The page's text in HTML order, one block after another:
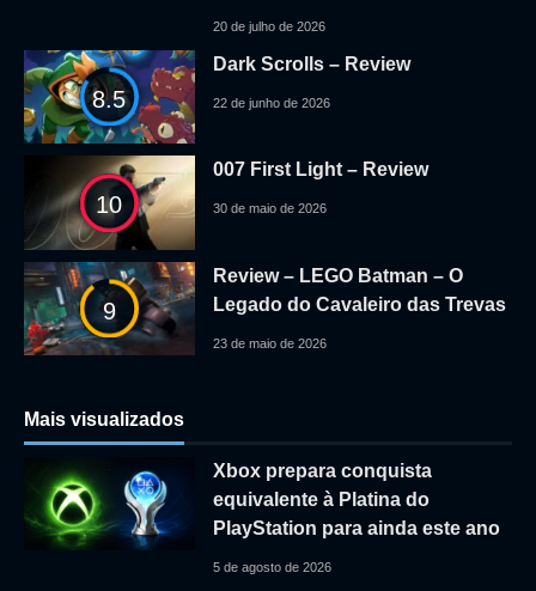
20 de julho de 2026
8.5
Dark Scrolls – Review
22 de junho de 2026
10
007 First Light – Review
30 de maio de 2026
9
Review – LEGO Batman – O
Legado do Cavaleiro das Trevas
23 de maio de 2026
Mais visualizados
Xbox prepara conquista
equivalente à Platina do
PlayStation para ainda este ano
5 de agosto de 2026